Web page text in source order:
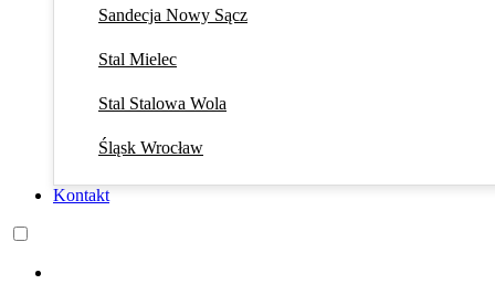
Sandecja Nowy Sącz
Stal Mielec
Stal Stalowa Wola
Śląsk Wrocław
Kontakt